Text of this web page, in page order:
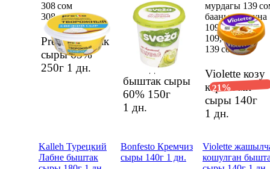
Pretto быштак
сыры 65%
250г 1 дн.
308 сом
308 сом
Sveza
Воздушный
авокадо м/н
быштак сыры
60% 150г
1 дн.
159 сом
159 сом
Violette козу
карын мн
сыры 140г
1 дн.
мурдагы 139
баанын ордуна
109,49 сом
109,49 сом
139 сом
21%
Kalleh Турецкий
Лабне быштак
Bonfesto Кремчиз
сыры 140г 1 дн.
Violette
кошулган